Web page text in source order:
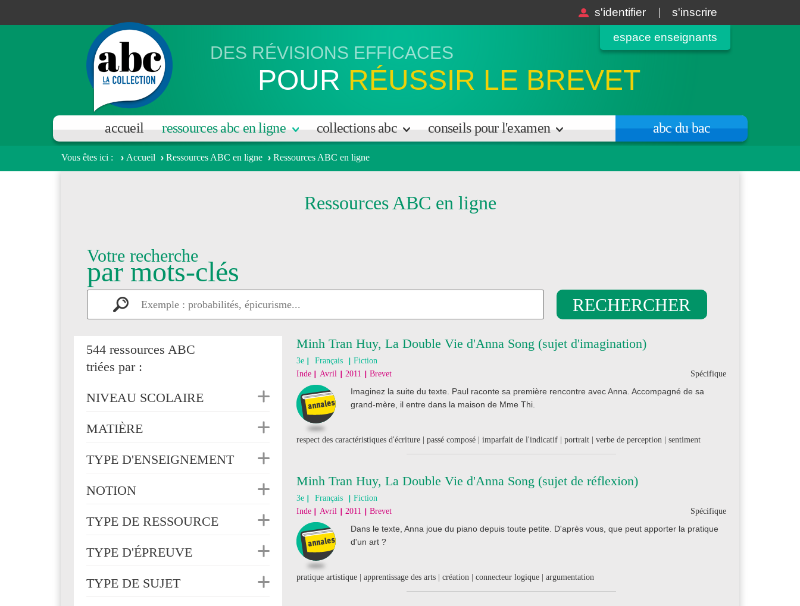
s'identifier
s'inscrire
espace enseignants
DES RÉVISIONS EFFICACES
POUR RÉUSSIR LE BREVET
accueil ressources abc en ligne collections abc conseils pour l'examen abc du bac
Vous êtes ici Accueil Ressources ABC en ligne Ressources ABC en ligne
Ressources ABC en ligne
Votre recherche
par mots-clés
544 ressources ABC
triées par :
NIVEAU SCOLAIRE
MATIÈRE
TYPE D'ENSEIGNEMENT
NOTION
TYPE DE RESSOURCE
TYPE D'ÉPREUVE
TYPE DE SUJET
Minh Tran Huy, La Double Vie d'Anna Song (sujet d'imagination)
3e Français
Fiction
Spécifique
Inde Avril 2011 Brevet
Imaginez la suite du texte. Paul raconte sa première rencontre avec Anna. Accompagné de sa
grand-mère, il entre dans la maison de Mme Thi.
respect des caractéristiques d'écriture | passé composé | imparfait de l'indicatif | portrait | verbe de perception | sentiment
Minh Tran Huy, La Double Vie d'Anna Song (sujet de réflexion)
3e Français
Fiction
Spécifique
Inde Avril 2011 Brevet
Dans le texte, Anna joue du piano depuis toute petite. D'après vous, que peut apporter la pratique
d'un art ?
pratique artistique | apprentissage des arts | création | connecteur logique | argumentation